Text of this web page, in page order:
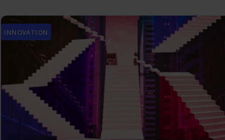
INNOVATION